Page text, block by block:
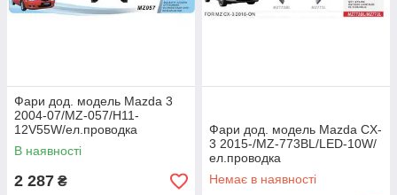
Фари дод. модель Mazda 3
2004-07/MZ-057/H11-
12V55W/ел.проводка
В наявності
2 287 ₴
Фари дод. модель Mazda CX-
3 2015-/MZ-773BL/LED-10W/
ел.проводка
Немає в наявності